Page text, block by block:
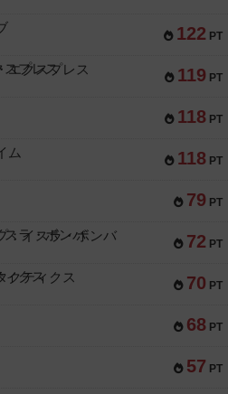
122 PT
119 PT
エクスプレス
118 PT
118 PT
ム
79 PT
72 PT
：イスラ・ボンバ
70 PT
クティクス
68 PT
57 PT